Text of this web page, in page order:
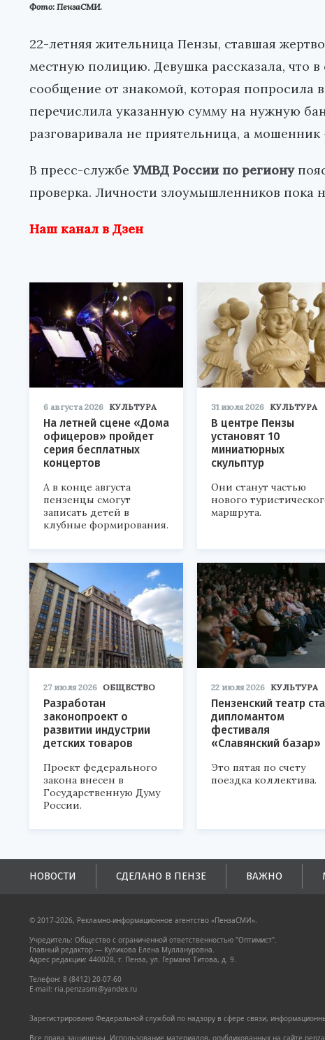
Фото: ПензаСМИ.
22-летняя жительница Пензы, ставшая
местную полицию. Девушка рассказала, что
сообщение от знакомой, которая попросила
перечислила указанную сумму на нужную
разговаривала не приятельница, а мошенник
В пресс-службе УМВД России по региону
проверка. Личности злоумышленников пока
Наш канал в Дзен
6 августа 2026 КУЛЬТУРА
На летней сцене «Дома
офицеров» пройдет
серия бесплатных
концертов
А в конце августа
пензенцы смогут
записать детей в
клубные формирования.
31 июля 2026 КУЛЬТУРА
В центре Пензы
установят 10
миниатюрных
скульптур
Они станут частью
нового
маршрута.
27 июля 2026 ОБЩЕСТВО
Разработан
законопроект о
развитии индустрии
детских товаров
Проект федерального
закона внесен в
Государственную Думу
России.
22 июля 2026 КУЛЬТУРА
Пензенский театр
дипломантом
фестиваля
«Славянский базар»
Это пятая по счету
поездка коллектива.
НОВОСТИ СДЕЛАНО В ПЕНЗЕ ВАЖНО
© 2017-2026, Рекламно-информационное агентство «ПензаСМИ».
Учредитель: Общество с ограниченной ответственностью "Оптимист".
Главный редактор — Куликова Елена Муллануровна.
Адрес редакции: 440028, г. Пенза, ул. Германа Титова, д. 9.
Телефон: 8 (8412) 20-07-60
E-mail: ria.penzasmi@yandex.ru
Зарегистрировано Федеральной службой по надзору в сфере связи,
Все права защищены. Использование материалов, опубликованных на сайте